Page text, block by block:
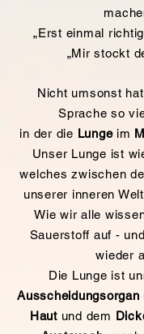
„Erst einmal
„Mir stockt
Nicht umsonst
Sprache so
in der die Lungeim
Unser Lunge ist
welches zwischen
unserer inneren Welt
Wie wir alle
Sauerstoff auf -
wieder
Die Lunge ist
Ausscheidungsorgan
Hautund dem